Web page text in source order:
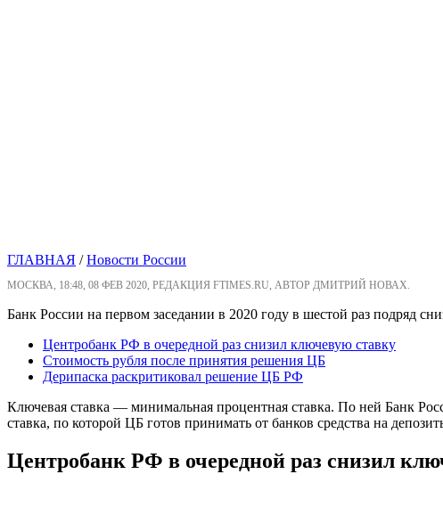
ГЛАВНАЯ /Новости России
МОСКВА, 18:48, 08 ФЕВ 2020, РЕДАКЦИЯ FTIMES.RU, АВТОР ДМИТРИЙ НОВАХ.
Банк России на первом заседании в 2020 году в шестой раз подряд
Центробанк РФ в очередной раз снизил ключевую ставку
Стоимость рубля после принятия решения ЦБ
Дерипаска раскритиковал решение ЦБ РФ
Ключевая ставка — минимальная процентная ставка. По ней Банк
ставка, по которой ЦБ готов принимать от банков средства на
Центробанк РФ в очередной раз снизил